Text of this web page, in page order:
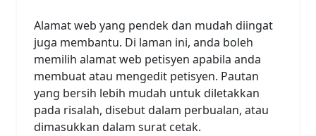
Alamat web yang pendek dan mudah diingat
juga membantu. Di laman ini, anda boleh
memilih alamat web petisyen apabila anda
membuat atau mengedit petisyen. Pautan
yang bersih lebih mudah untuk diletakkan
pada risalah, disebut dalam perbualan, atau
dimasukkan dalam surat cetak.